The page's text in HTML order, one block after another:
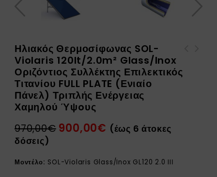
Ηλιακός Θερμοσίφωνας SOL-
Violaris 120lt/2.0m² Glass/Inox
Οριζόντιος Συλλέκτης Επιλεκτικός
Τιτανίου FULL PLATE (Ενιαίο
Πάνελ) Τριπλής Ενέργειας
Χαμηλού Ύψoυς
970,00€ 900,00€ (έως 6 άτοκες
δόσεις)
Μοντέλο: SOL-Violaris Glass/Inox GL120 2.0 IIΙ